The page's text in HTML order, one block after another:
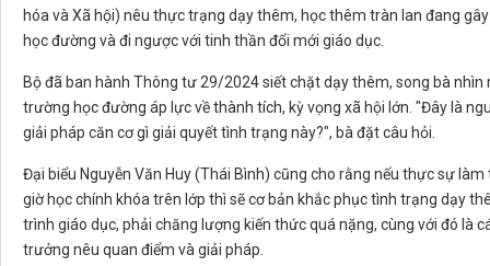
hóa và Xã hội) nêu thực trạng dạy thêm, học thêm tràn lan đang
học đường và đi ngược với tinh thần đổi mới giáo dục.
Bộ đã ban hành Thông tư 29/2024 siết chặt dạy thêm, song bà
trường học đường áp lực về thành tích, kỳ vọng xã hội lớn. "Đây là
giải pháp căn cơ gì giải quyết tình trạng này?", bà đặt câu hỏi.
Đại biểu Nguyễn Văn Huy (Thái Bình) cũng cho rằng nếu thực sự
giờ học chính khóa trên lớp thì sẽ cơ bản khắc phục tình trạng dạy
trình giáo dục, phải chăng lượng kiến thức quá nặng, cùng với đó là
trưởng nêu quan điểm và giải pháp.